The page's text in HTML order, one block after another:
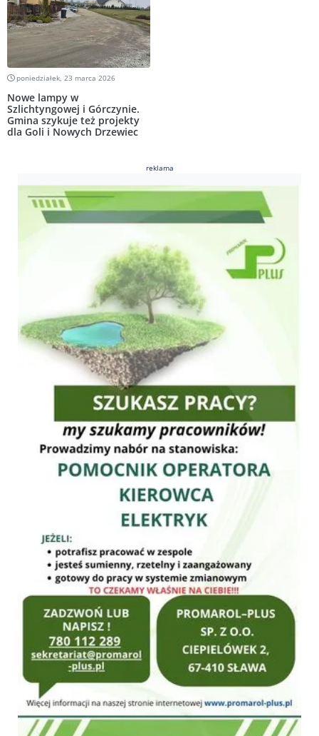
poniedziałek, 23 marca 2026
Nowe lampy w
Szlichtyngowej i Górczynie.
Gmina szykuje też projekty
dla Goli i Nowych Drzewiec
reklama